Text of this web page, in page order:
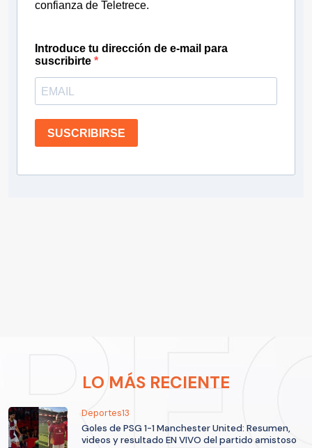
confianza de Teletrece.
Introduce tu dirección de e-mail para
suscribirte
SUSCRIBIRSE
LO MÁS RECIENTE
Deportes13
Goles de PSG 1-1 Manchester United: Resumen,
videos y resultado EN VIVO del partido amistoso